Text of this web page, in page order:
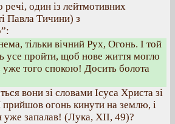
один із лейтмотивних
Павла Тичини) з
тільки вічний Рух, Огонь. І той
усе пройти, щоб нове життя могло
уже того спокою! Досить болота
вони зі словами Ісуса Христа зі
огонь кинути на землю, і
уже запалав! (Лука, ХІІ, 49)?